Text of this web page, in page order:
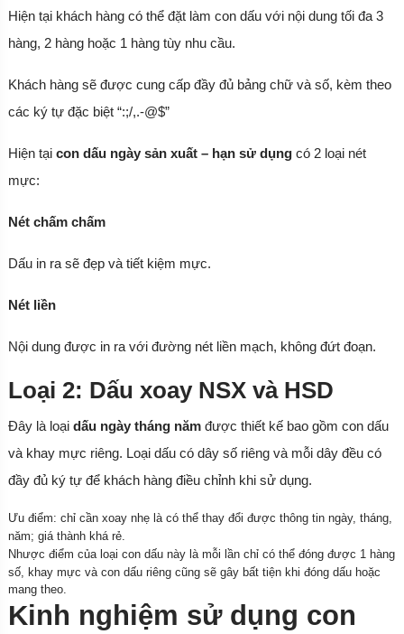
Hiện tại khách hàng có thể đặt làm con dấu với nội dung tối đa 3
hàng, 2 hàng hoặc 1 hàng tùy nhu cầu.
Khách hàng sẽ được cung cấp đầy đủ bảng chữ và số, kèm theo
các ký tự đặc biệt “:;/,.-@$”
Hiện tại con dấu ngày sản xuất – hạn sử dụng có 2 loại nét
mực:
Nét chấm chấm
Dấu in ra sẽ đẹp và tiết kiệm mực.
Nét liền
Nội dung được in ra với đường nét liền mạch, không đứt đoạn.
Loại 2: Dấu xoay NSX và HSD
Đây là loại dấu ngày tháng năm được thiết kế bao gồm con dấu
và khay mực riêng. Loại dấu có dây số riêng và mỗi dây đều có
đầy đủ ký tự để khách hàng điều chỉnh khi sử dụng.
Ưu điểm: chỉ cần xoay nhẹ là có thể thay đổi được thông tin ngày, tháng,
năm; giá thành khá rẻ.
Nhược điểm của loại con dấu này là mỗi lần chỉ có thể đóng được 1 hàng
số, khay mực và con dấu riêng cũng sẽ gây bất tiện khi đóng dấu hoặc
mang theo.
Kinh nghiệm sử dụng con